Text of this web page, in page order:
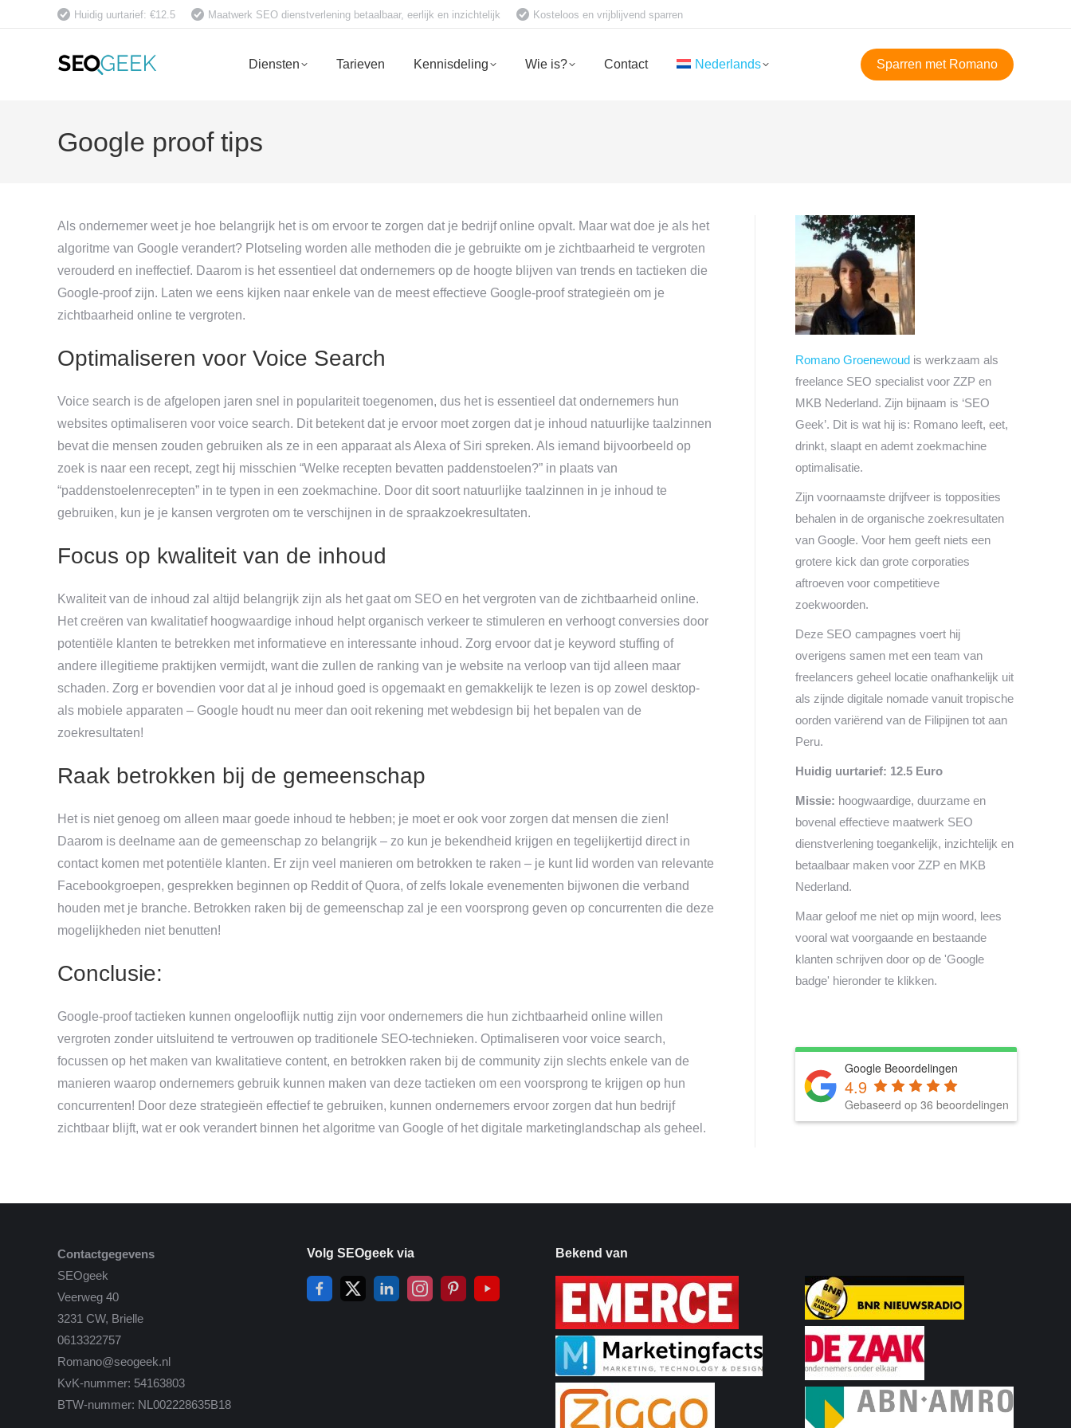
Huidig uurtarief: €12.5 Maatwerk SEO dienstverlening betaalbaar, eerlijk en inzichtelijk Kosteloos en vrijblijvend sparren
Diensten Tarieven Kennisdeling Wie is? Contact Nederlands Sparren met Romano
Google proof tips
Als ondernemer weet je hoe belangrijk het is om ervoor te zorgen dat je bedrijf online opvalt. Maar wat doe je als het
algoritme van Google verandert? Plotseling worden alle methoden die je gebruikte om je zichtbaarheid te vergroten
verouderd en ineffectief. Daarom is het essentieel dat ondernemers op de hoogte blijven van trends en tactieken die
Google-proof zijn. Laten we eens kijken naar enkele van de meest effectieve Google-proof strategieën om je
zichtbaarheid online te vergroten.
Optimaliseren voor Voice Search
Voice search is de afgelopen jaren snel in populariteit toegenomen, dus het is essentieel dat ondernemers hun
websites optimaliseren voor voice search. Dit betekent dat je ervoor moet zorgen dat je inhoud natuurlijke taalzinnen
bevat die mensen zouden gebruiken als ze in een apparaat als Alexa of Siri spreken. Als iemand bijvoorbeeld op
zoek is naar een recept, zegt hij misschien “Welke recepten bevatten paddenstoelen?” in plaats van
“paddenstoelenrecepten” in te typen in een zoekmachine. Door dit soort natuurlijke taalzinnen in je inhoud te
gebruiken, kun je je kansen vergroten om te verschijnen in de spraakzoekresultaten.
Focus op kwaliteit van de inhoud
Kwaliteit van de inhoud zal altijd belangrijk zijn als het gaat om SEO en het vergroten van de zichtbaarheid online.
Het creëren van kwalitatief hoogwaardige inhoud helpt organisch verkeer te stimuleren en verhoogt conversies door
potentiële klanten te betrekken met informatieve en interessante inhoud. Zorg ervoor dat je keyword stuffing of
andere illegitieme praktijken vermijdt, want die zullen de ranking van je website na verloop van tijd alleen maar
schaden. Zorg er bovendien voor dat al je inhoud goed is opgemaakt en gemakkelijk te lezen is op zowel desktop-
als mobiele apparaten – Google houdt nu meer dan ooit rekening met webdesign bij het bepalen van de
zoekresultaten!
Raak betrokken bij de gemeenschap
Het is niet genoeg om alleen maar goede inhoud te hebben; je moet er ook voor zorgen dat mensen die zien!
Daarom is deelname aan de gemeenschap zo belangrijk – zo kun je bekendheid krijgen en tegelijkertijd direct in
contact komen met potentiële klanten. Er zijn veel manieren om betrokken te raken – je kunt lid worden van relevante
Facebookgroepen, gesprekken beginnen op Reddit of Quora, of zelfs lokale evenementen bijwonen die verband
houden met je branche. Betrokken raken bij de gemeenschap zal je een voorsprong geven op concurrenten die deze
mogelijkheden niet benutten!
Conclusie:
Google-proof tactieken kunnen ongelooflijk nuttig zijn voor ondernemers die hun zichtbaarheid online willen
vergroten zonder uitsluitend te vertrouwen op traditionele SEO-technieken. Optimaliseren voor voice search,
focussen op het maken van kwalitatieve content, en betrokken raken bij de community zijn slechts enkele van de
manieren waarop ondernemers gebruik kunnen maken van deze tactieken om een voorsprong te krijgen op hun
concurrenten! Door deze strategieën effectief te gebruiken, kunnen ondernemers ervoor zorgen dat hun bedrijf
zichtbaar blijft, wat er ook verandert binnen het algoritme van Google of het digitale marketinglandschap als geheel.
Romano Groenewoud is werkzaam als
freelance SEO specialist voor ZZP en
MKB Nederland. Zijn bijnaam is ‘SEO
Geek’. Dit is wat hij is: Romano leeft, eet,
drinkt, slaapt en ademt zoekmachine
optimalisatie.
Zijn voornaamste drijfveer is topposities
behalen in de organische zoekresultaten
van Google. Voor hem geeft niets een
grotere kick dan grote corporaties
aftroeven voor competitieve
zoekwoorden.
Deze SEO campagnes voert hij
overigens samen met een team van
freelancers geheel locatie onafhankelijk uit
als zijnde digitale nomade vanuit tropische
oorden variërend van de Filipijnen tot aan
Peru.
Huidig uurtarief: 12.5 Euro
Missie: hoogwaardige, duurzame en
bovenal effectieve maatwerk SEO
dienstverlening toegankelijk, inzichtelijk en
betaalbaar maken voor ZZP en MKB
Nederland.
Maar geloof me niet op mijn woord, lees
vooral wat voorgaande en bestaande
klanten schrijven door op de 'Google
badge' hieronder te klikken.
Google Beoordelingen
4.9
Gebaseerd op 36 beoordelingen
Contactgegevens
SEOgeek
Veerweg 40
3231 CW, Brielle
0613322757
Romano@seogeek.nl
KvK-nummer: 54163803
BTW-nummer: NL002228635B18
Volg SEOgeek via Bekend van